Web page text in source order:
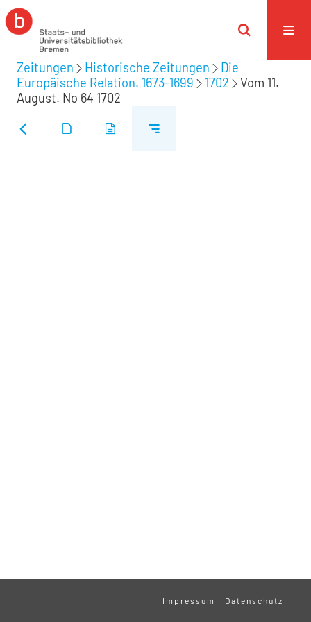
Zeitungen Historische Zeitungen
Die
Europäische Relation. 1673-1699
1702
Vom 11.
August. No 64 1702
Impressum Datenschutz